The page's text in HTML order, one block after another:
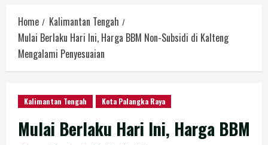
Home
Kalimantan Tengah
Mulai Berlaku Hari Ini, Harga BBM Non-Subsidi di Kalteng
Mengalami Penyesuaian
Kalimantan Tengah Kota Palangka Raya
Mulai Berlaku Hari Ini, Harga BBM